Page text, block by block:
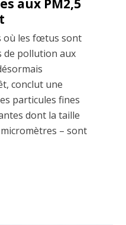
aux PM2,5
où les fœtus sont
de pollution aux
conclut une
particules fines
dont la taille
– sont